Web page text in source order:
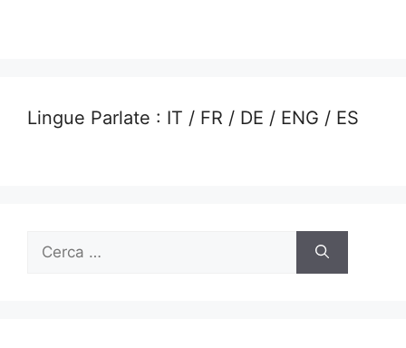
Lingue Parlate : IT / FR / DE / ENG / ES
Ricerca